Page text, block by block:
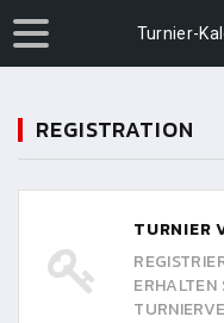
Turnier-
REGISTRATION
TURNIER
ERHALTEN